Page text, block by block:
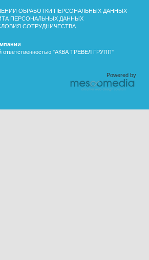
ОБРАБОТКИ ПЕРСОНАЛЬНЫХ ДАННЫХ
ПЕРСОНАЛЬНЫХ ДАННЫХ
СОТРУДНИЧЕСТВА
ответственностью "АКВА ТРЕВЕЛ ГРУПП"
Powered by